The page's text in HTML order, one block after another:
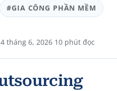
#GIA CÔNG PHẦN MỀM
tháng 6, 2026·10 phút đọc